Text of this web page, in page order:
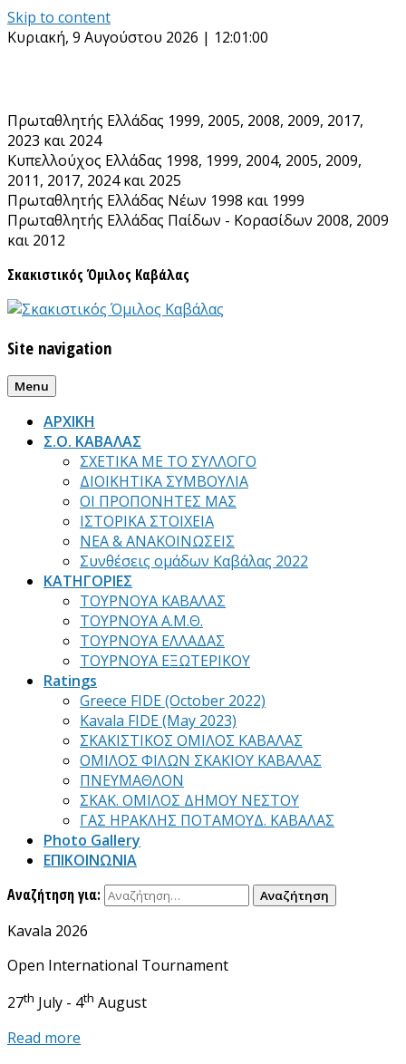
Skip to content
Κυριακή, 9 Αυγούστου 2026 | 12:01:00
Πρωταθλητής Ελλάδας 1999, 2005, 2008, 2009, 2017,
2023 και 2024
Κυπελλούχος Ελλάδας 1998, 1999, 2004, 2005, 2009,
2011, 2017, 2024 και 2025
Πρωταθλητής Ελλάδας Νέων 1998 και 1999
Πρωταθλητής Ελλάδας Παίδων - Κορασίδων 2008, 2009
και 2012
Σκακιστικός Όμιλος Καβάλας
Site navigation
Menu
ΑΡΧΙΚΗ
Σ.Ο. ΚΑΒΑΛΑΣ
ΣΧΕΤΙΚΑ ΜΕ ΤΟ ΣΥΛΛΟΓΟ
ΔΙΟΙΚΗΤΙΚΑ ΣΥΜΒΟΥΛΙΑ
ΟΙ ΠΡΟΠΟΝΗΤΕΣ ΜΑΣ
ΙΣΤΟΡΙΚΑ ΣΤΟΙΧΕΙΑ
ΝΕΑ & ΑΝΑΚΟΙΝΩΣΕΙΣ
Συνθέσεις ομάδων Καβάλας 2022
ΚΑΤΗΓΟΡΙΕΣ
ΤΟΥΡΝΟΥΑ ΚΑΒΑΛΑΣ
ΤΟΥΡΝΟΥΑ Α.Μ.Θ.
ΤΟΥΡΝΟΥΑ ΕΛΛΑΔΑΣ
ΤΟΥΡΝΟΥΑ ΕΞΩΤΕΡΙΚΟΥ
Ratings
Greece FIDE (October 2022)
Kavala FIDE (May 2023)
ΣΚΑΚΙΣΤΙΚΟΣ ΟΜΙΛΟΣ ΚΑΒΑΛΑΣ
ΟΜΙΛΟΣ ΦΙΛΩΝ ΣΚΑΚΙΟΥ ΚΑΒΑΛΑΣ
ΠΝΕΥΜΑΘΛΟΝ
ΣΚΑΚ. ΟΜΙΛΟΣ ΔΗΜΟΥ ΝΕΣΤΟΥ
ΓΑΣ ΗΡΑΚΛΗΣ ΠΟΤΑΜΟΥΔ. ΚΑΒΑΛΑΣ
Photo Gallery
ΕΠΙΚΟΙΝΩΝΙΑ
Αναζήτηση για:
Kavala 2026
Open International Tournament
27th July - 4th August
Read more